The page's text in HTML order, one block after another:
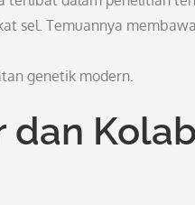
sel. Temuannya
genetik modern.
dan